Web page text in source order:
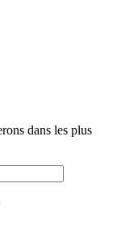
dans les plus